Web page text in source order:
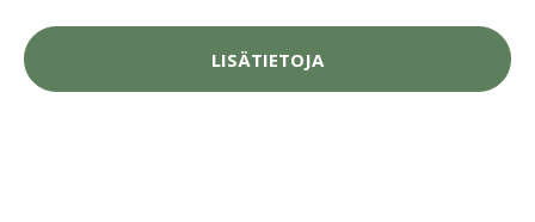
LISÄTIETOJA